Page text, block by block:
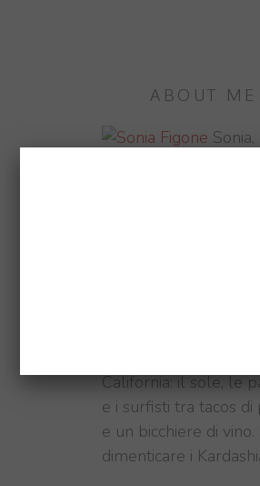
ABOUT ME
Sonia,
California: il sole, le
e i surfisti tra tacos di
e un bicchiere di vino.
dimenticare i